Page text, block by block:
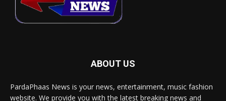
ABOUT US
PardaPhaas News is your news, entertainment, music fashion
website. We provide you with the latest breaking news and